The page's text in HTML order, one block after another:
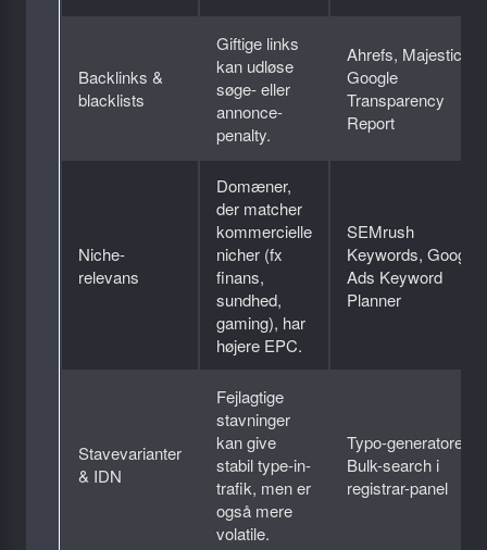
Backlinks &
blacklists
Giftige links
kan udløse
søge- eller
annonce-
penalty.
Ahrefs, Majestic,
Google
Transparency
Report
Niche-
relevans
Domæner,
der matcher
kommercielle
nicher (fx
finans,
sundhed,
gaming), har
højere EPC.
SEMrush
Keywords, Google
Ads Keyword
Planner
Stavevarianter
& IDN
Fejlagtige
stavninger
kan give
stabil type-in-
trafik, men er
også mere
volatile.
Typo-generatorer,
Bulk-search i
registrar-panel